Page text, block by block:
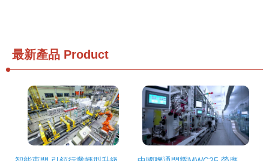
最新產品 Product